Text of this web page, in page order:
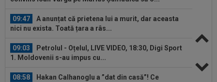
09:47
A anunțat că prietena lui a murit, dar aceasta
nici nu exista. Toată țara a râs...
09:03
Petrolul - Oțelul, LIVE VIDEO, 18:30, Digi Sport
1. Moldovenii s-au impus cu...
08:58
Hakan Calhanoglu a ”dat din casă”! Ce